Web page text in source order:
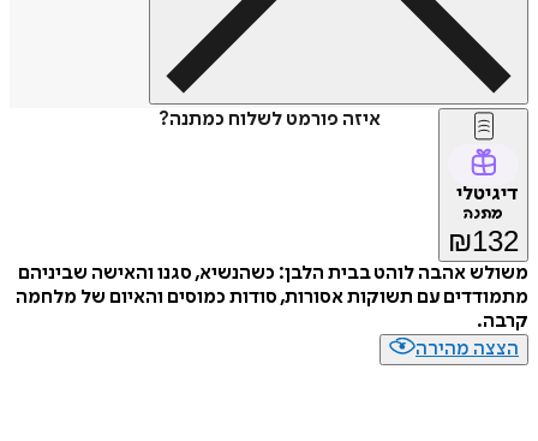
איזה פורמט לשלוח כמתנה?
דיגיטלי
מתנה
₪132
משולש אהבה לוהט בבית הלבן: כשהנשיא, סגנו והאישה שביניהם
מתמודדים עם תשוקות אסורות, סודות כמוסים והאיום של מלחמה
קרבה.
הצצה מהירה